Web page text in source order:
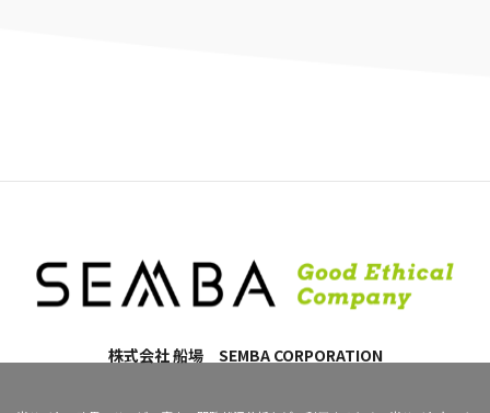
株式会社 船場 SEMBA CORPORATION